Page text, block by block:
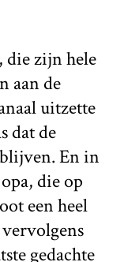
die zijn hele
aan de
uitzette
dat de
En in
die op
een heel
gedachte